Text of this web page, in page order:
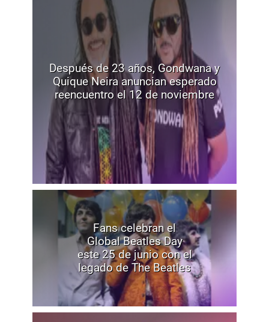
Después de 23 años, Gondwana y
Quique Neira anuncian esperado
reencuentro el 12 de noviembre
Fans celebran el
Global Beatles Day
este 25 de junio con el
legado de The Beatles